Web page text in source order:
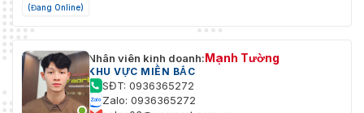
(Đang Online)
Nhân viên kinh doanh:Mạnh Tường
KHU VỰC MIỀN BẮC
SĐT: 0936365272
Zalo: 0936365272